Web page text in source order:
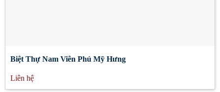
Biệt Thự Nam Viên Phú Mỹ Hưng
Liên hệ